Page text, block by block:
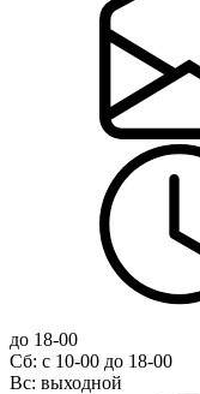
до 18-00
Сб: с 10-00 до 18-00
Вс: выходной